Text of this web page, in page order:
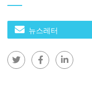
것입니다.
* 본 기사의 내용을 인
하기 위해 원문 링크와
뉴스레터